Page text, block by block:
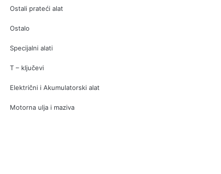
Ostali prateći alat
Ostalo
Specijalni alati
T – ključevi
Električni i Akumulatorski alat
Motorna ulja i maziva